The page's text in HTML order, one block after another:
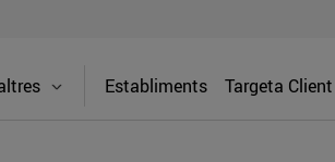
Establiments Targeta Client